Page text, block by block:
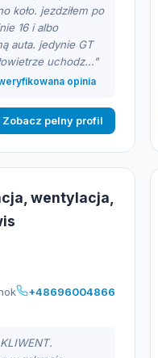
koło. jezdziłem po
16 i albo
auta. jedynie GT
uchodz..."
opinia
Zobacz pelny profil
wentylacja,
+48696004866